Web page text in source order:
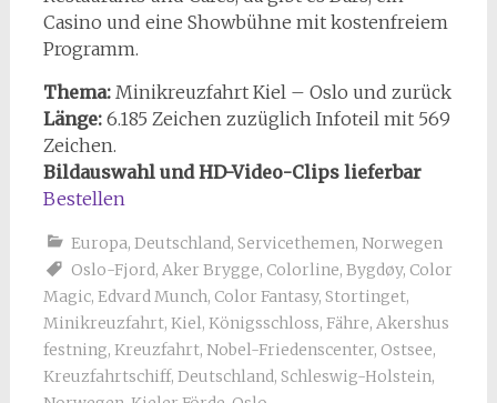
Casino und eine Showbühne mit kostenfreiem
Programm.
Thema: Minikreuzfahrt Kiel – Oslo und zurück
Länge:6.185 Zeichen zuzüglich Infoteil mit 569
Zeichen.
Bildauswahl und HD-Video-Clips lieferbar
Bestellen
Europa, Deutschland, Servicethemen, Norwegen
Oslo-Fjord, Aker Brygge, Colorline, Bygdøy, Color
Magic, Edvard Munch, Color Fantasy, Stortinget,
Minikreuzfahrt, Kiel, Königsschloss, Fähre, Akershus
festning, Kreuzfahrt, Nobel-Friedenscenter, Ostsee,
Kreuzfahrtschiff, Deutschland, Schleswig-Holstein,